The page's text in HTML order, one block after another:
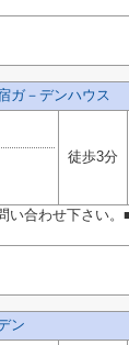
ガ－デンハウス
徒歩3分
合わせ下さい
ン